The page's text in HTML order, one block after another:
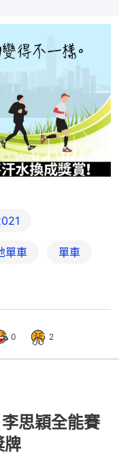
單車 單車
0 2
思穎全能賽
牌